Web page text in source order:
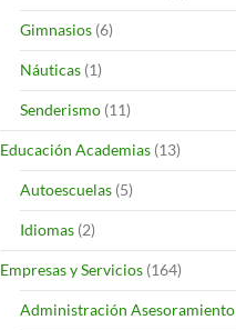
Gimnasios (6)
Náuticas (1)
Senderismo (11)
Educación Academias (13)
Autoescuelas (5)
Idiomas (2)
Empresas y Servicios (164)
Administración Asesoramiento